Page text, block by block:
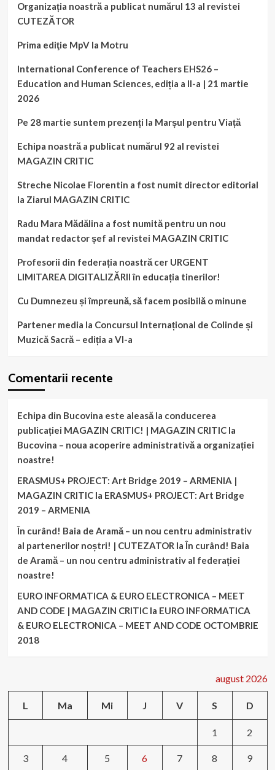
Organizația noastră a publicat numărul 13 al revistei
CUTEZĂTOR
Prima ediţie MpV la Motru
International Conference of Teachers EHS26 –
Education and Human Sciences, ediția a II-a | 21 martie
2026
Pe 28 martie suntem prezenți la Marșul pentru Viață
Echipa noastră a publicat numărul 92 al revistei
MAGAZIN CRITIC
Streche Nicolae Florentin a fost numit director editorial
la Ziarul MAGAZIN CRITIC
Radu Mara Mădălina a fost numită pentru un nou
mandat redactor șef al revistei MAGAZIN CRITIC
Profesorii din federația noastră cer URGENT
LIMITAREA DIGITALIZĂRII în educația tinerilor!
Cu Dumnezeu și împreună, să facem posibilă o minune
Partener media la Concursul Internațional de Colinde și
Muzică Sacră – ediția a VI-a
Comentarii recente
Echipa din Bucovina este aleasă la conducerea
publicației MAGAZIN CRITIC! | MAGAZIN CRITICla
Bucovina – noua acoperire administrativă a organizației
noastre!
ERASMUS+ PROJECT: Art Bridge 2019 – ARMENIA |
MAGAZIN CRITICla ERASMUS+ PROJECT: Art Bridge
2019 – ARMENIA
În curând! Baia de Aramă – un nou centru administrativ
al partenerilor noștri! | CUTEZATOR laÎn curând! Baia
de Aramă – un nou centru administrativ al federației
noastre!
EURO INFORMATICA & EURO ELECTRONICA – MEET
AND CODE | MAGAZIN CRITICla EURO INFORMATICA
& EURO ELECTRONICA – MEET AND CODE OCTOMBRIE
2018
august 2026
L Ma Mi J V S D
1 2
3 4 5 6 7 8 9